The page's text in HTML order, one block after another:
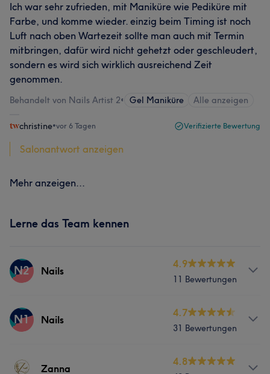
Ich war sehr zufrieden, mit Maniküre wie Pediküre mit
Farbe, und komme wieder. einzig beim Timing ist noch
Luft nach oben Wartezeit sollte man auch mit Termin
mitbringen, dafür wird nicht gehetzt oder geschleudert,
sondern es wird sich wirklich ausreichend Zeit
genommen.
Behandelt von Nails Artist 2• Gel Maniküre Alle anzeigen
christine•vor 6 Tagen Verifizierte Bewertung
Salonantwort anzeigen
Mehr anzeigen...
Lerne das Team kennen
N2 Nails
4.9
11 Bewertungen
Services
N1 Nails
4.7
31 Bewertungen
Services
Zanna
4.8